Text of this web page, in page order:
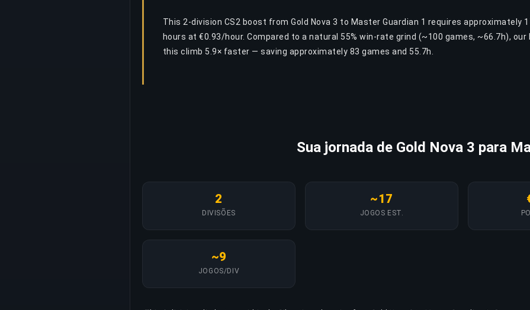
This 2-division CS2 boost from Gold Nova 3 to Master Guardian 1 requires approximately
hours at €0.93/hour. Compared to a natural 55% win-rate grind (~100 games, ~66.7h),
this climb 5.9× faster — saving approximately 83 games and 55.7h.
Sua jornada de Gold Nova 3 para
2
DIVISÕES
~17
JOGOS EST.
~9
JOGOS/DIV